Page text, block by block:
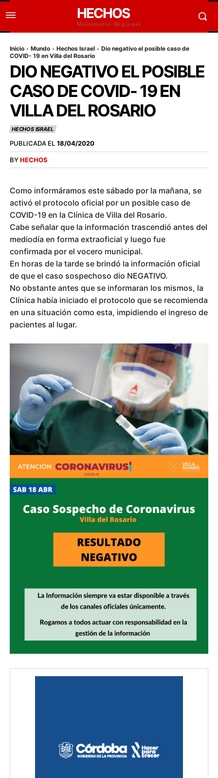
HECHOS
Multimedio Regional
Inicio Mundo Hechos Israel
Dio negativo el posible caso de
COVID- 19 en Villa del Rosario
DIO NEGATIVO EL POSIBLE
CASO DE COVID- 19 EN
VILLA DEL ROSARIO
HECHOS ISRAEL
PUBLICADA EL 18/04/2020
BYHECHOS
Como informáramos este sábado por la mañana, se
activó el protocolo oficial por un posible caso de
COVID-19 en la Clínica de Villa del Rosario.
Cabe señalar que la información trascendió antes del
mediodía en forma extraoficial y luego fue
confirmada por el vocero municipal.
En horas de la tarde se brindó la información oficial
de que el caso sospechoso dio NEGATIVO.
No obstante antes que se informaran los mismos, la
Clínica había iniciado el protocolo que se recomienda
en una situación como esta, impidiendo el ingreso de
pacientes al lugar.